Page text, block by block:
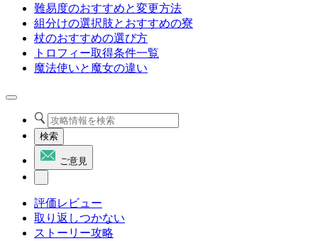
難易度のおすすめと変更方法
組分けの選択肢とおすすめの寮
杖のおすすめの選び方
トロフィー取得条件一覧
魔法使いと魔女の違い
検索
ご意見
評価レビュー
取り返しつかない
ストーリー攻略